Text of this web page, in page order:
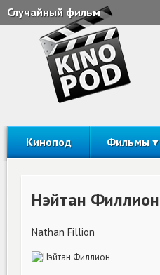
Случайный фильм
Кинопод Фильмы
Нэйтан Филлион
Nathan Fillion